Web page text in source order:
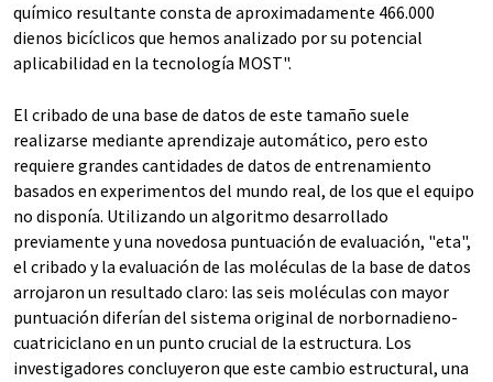
químico resultante consta de aproximadamente 466.000
dienos bicíclicos que hemos analizado por su potencial
aplicabilidad en la tecnología MOST".
El cribado de una base de datos de este tamaño suele
realizarse mediante aprendizaje automático, pero esto
requiere grandes cantidades de datos de entrenamiento
basados en experimentos del mundo real, de los que el equipo
no disponía. Utilizando un algoritmo desarrollado
previamente y una novedosa puntuación de evaluación, "eta",
el cribado y la evaluación de las moléculas de la base de datos
arrojaron un resultado claro: las seis moléculas con mayor
puntuación diferían del sistema original de norbornadieno-
cuatriciclano en un punto crucial de la estructura. Los
investigadores concluyeron que este cambio estructural, una